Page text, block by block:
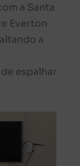
a Santa
Everton
a
espalhar